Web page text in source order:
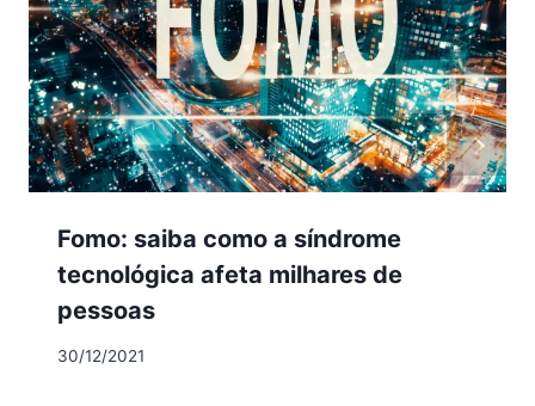
Fomo: saiba como a síndrome
tecnológica afeta milhares de
pessoas
30/12/2021